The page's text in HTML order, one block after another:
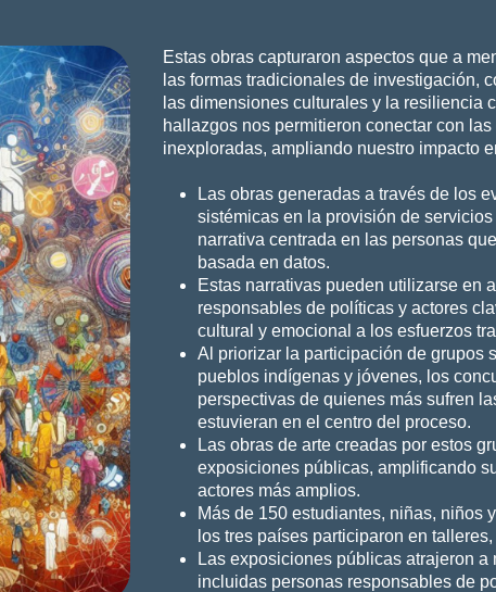
Estas obras capturaron aspectos que a
las formas tradicionales de investigación,
las dimensiones culturales y la resiliencia
hallazgos nos permitieron conectar con
inexploradas, ampliando nuestro impacto
Las obras generadas a través de los
sistémicas en la provisión de
narrativa centrada en las personas
basada en datos.
Estas narrativas pueden utilizarse en
responsables de políticas y actores
cultural y emocional a los esfuerzos
Al priorizar la participación de grupos
pueblos indígenas y jóvenes, los
perspectivas de quienes más sufren
estuvieran en el centro del proceso.
Las obras de arte creadas por estos
exposiciones públicas, amplificando
actores más amplios.
Más de 150 estudiantes, niñas, niños
los tres países participaron en
Las exposiciones públicas atrajeron a
incluidas personas responsables de